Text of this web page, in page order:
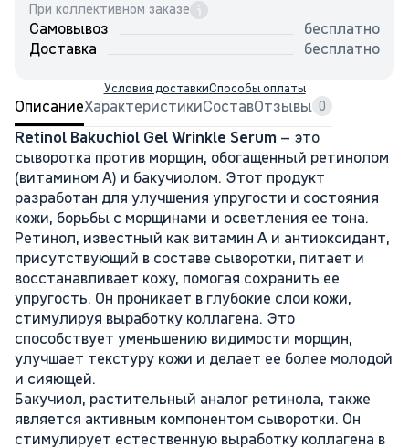
При коллективном заказе
Самовывоз
бесплатно
Доставка
бесплатно
Условия доставкиСпособы оплаты
ОписаниеХарактеристикиСоставОтзывы 0
Retinol Bakuchiol Gel Wrinkle Serum – это
сыворотка против морщин, обогащенный ретинолом
(витамином А) и бакучиолом. Этот продукт
разработан для улучшения упругости и состояния
кожи, борьбы с морщинами и осветления ее тона.
Ретинол, известный как витамин А и антиоксидант,
присутствующий в составе сыворотки, питает и
восстанавливает кожу, помогая сохранить ее
упругость. Он проникает в глубокие слои кожи,
стимулируя выработку коллагена. Это
способствует уменьшению видимости морщин,
улучшает текстуру кожи и делает ее более молодой
и сияющей.
Бакучиол, растительный аналог ретинола, также
является активным компонентом сыворотки. Он
стимулирует естественную выработку коллагена в